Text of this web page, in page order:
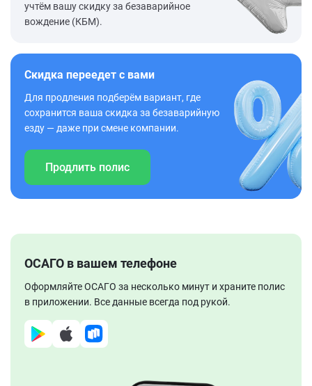
учтём вашу скидку за безаварийное
вождение (КБМ).
Скидка переедет с вами
Для продления подберём вариант, где
сохранится ваша скидка за безаварийную
езду — даже при смене компании.
Продлить полис
ОСАГО в вашем телефоне
Оформляйте ОСАГО за несколько минут и храните полис
в приложении. Все данные всегда под рукой.